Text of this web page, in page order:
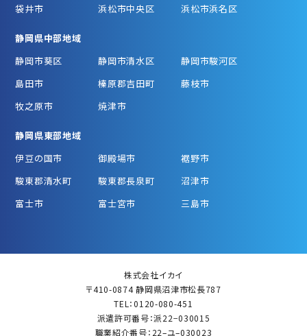
袋井市
浜松市中央区 浜松市浜名区
静岡県中部地域
静岡市葵区
静岡市清水区
静岡市駿河区
島田市
榛原郡吉田町
藤枝市
牧之原市
焼津市
静岡県東部地域
伊豆の国市
御殿場市
裾野市
駿東郡清水町
駿東郡長泉町
沼津市
富士市
富士宮市 三島市
株式会社イカイ
〒410-0874 静岡県沼津市松長787
TEL：0120-080-451
派遣許可番号：派22−030015
職業紹介番号：22–ユ–030023